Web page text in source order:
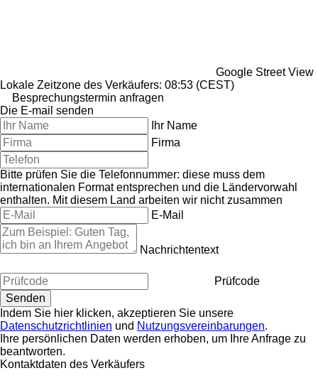
Google Street View
Lokale Zeitzone des Verkäufers: 08:53 (CEST)
Besprechungstermin anfragen
Die E-mail senden
Ihr Name
Firma
Bitte prüfen Sie die Telefonnummer: diese muss dem
internationalen Format entsprechen und die Ländervorwahl
enthalten. Mit diesem Land arbeiten wir nicht zusammen
E-Mail
Nachrichtentext
Prüfcode
Indem Sie hier klicken, akzeptieren Sie unsere
Datenschutzrichtlinien und Nutzungsvereinbarungen.
Ihre persönlichen Daten werden erhoben, um Ihre Anfrage zu
beantworten.
Kontaktdaten des Verkäufers